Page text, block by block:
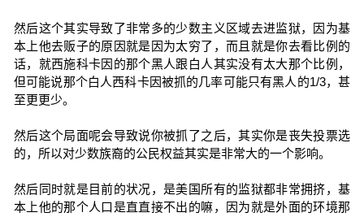
然后这个其实导致了非常多的少数主义区域去进监狱，因为基
本上他去贩子的原因就是因为太穷了，而且就是你去看比例的
话，就西施科卡因的那个黑人跟白人其实没有太大那个比例，
但可能说那个白人西科卡因被抓的几率可能只有黑人的1/3，甚
至更更少。
然后这个局面呢会导致说你被抓了之后，其实你是丧失投票选
的，所以对少数族裔的公民权益其实是非常大的一个影响。
然后同时就是目前的状况，是美国所有的监狱都非常拥挤，基
本上他的那个人口是直直接不出的嘛，因为就是外面的环境那